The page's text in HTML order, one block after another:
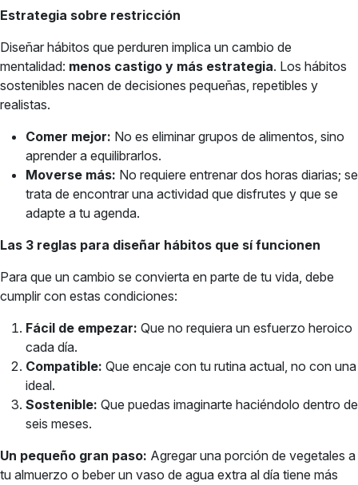
Estrategia sobre restricción
Diseñar hábitos que perduren implica un cambio de
mentalidad: menos castigo y más estrategia. Los hábitos
sostenibles nacen de decisiones pequeñas, repetibles y
realistas.
Comer mejor: No es eliminar grupos de alimentos, sino
aprender a equilibrarlos.
Moverse más: No requiere entrenar dos horas diarias; se
trata de encontrar una actividad que disfrutes y que se
adapte a tu agenda.
Las 3 reglas para diseñar hábitos que sí funcionen
Para que un cambio se convierta en parte de tu vida, debe
cumplir con estas condiciones:
Fácil de empezar: Que no requiera un esfuerzo heroico
cada día.
Compatible: Que encaje con tu rutina actual, no con una
ideal.
Sostenible: Que puedas imaginarte haciéndolo dentro de
seis meses.
Un pequeño gran paso: Agregar una porción de vegetales a
tu almuerzo o beber un vaso de agua extra al día tiene más